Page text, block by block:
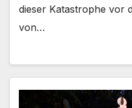
dieser Katastrophe vor
von…